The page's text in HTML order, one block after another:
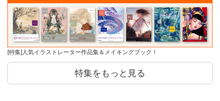
[特集]人気イラストレーター作品集＆メイキングブック！
特集をもっと見る